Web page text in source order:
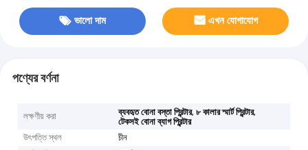
ভালো দাম এখন যোগাযোগ
পণ্যের বর্ণনা
লক্ষণীয় করা ব্যবহৃত বোনা বস্তা প্রিন্টার,৮ কালার স্মার্ট প্রিন্টার,
টেকসই বোনা ব্যাগ প্রিন্টার
উৎপত্তি স্থল
চীন